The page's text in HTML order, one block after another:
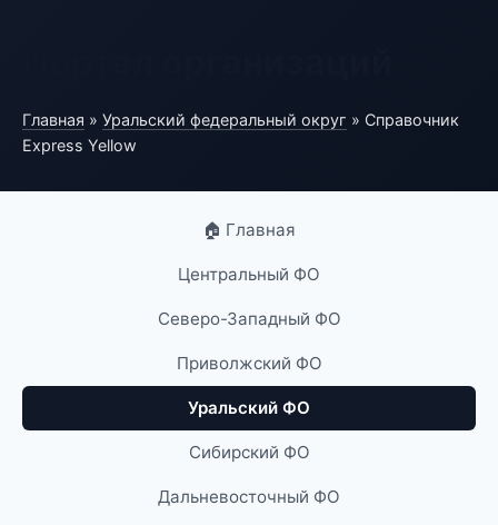
Главная » Уральский федеральный округ » Справочник
Express Yellow
🏠 Главная
Центральный ФО
Северо-Западный ФО
Приволжский ФО
Уральский ФО
Сибирский ФО
Дальневосточный ФО